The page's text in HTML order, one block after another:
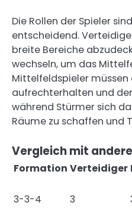
Die Rollen der Spieler
entscheidend.
breite Bereiche
wechseln, um das
Mittelfeldspieler müssen
aufrechterhalten und
während Stürmer sich
Räume zu schaffen und
Vergleich mit
Formation Verteidiger
3-3-4 3